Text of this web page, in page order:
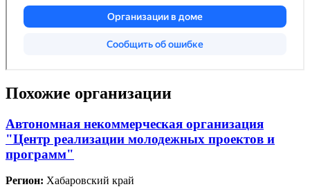
Похожие организации
Автономная некоммерческая организация
"Центр реализации молодежных проектов и
программ"
Регион: Хабаровский край